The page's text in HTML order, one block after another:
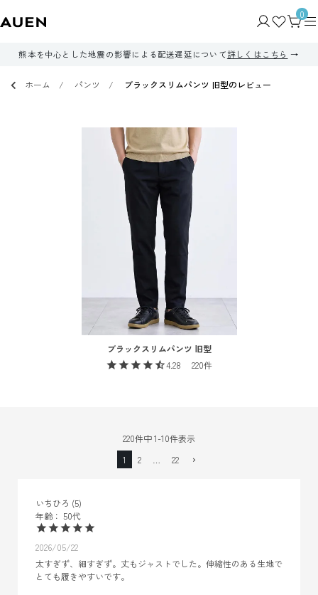
0
熊本を中心とした地震の影響による配送遅延について詳しくはこちら
ホーム パンツ ブラックスリムパンツ 旧型のレビュー
ブラックスリムパンツ 旧型
4.28
220
220件中1-10件表示
1
2 22
いちひろ 5
50代
2026/05/22
太すぎず、細すぎず。丈もジャストでした。伸縮性のある生地で
とても履きやすいです。